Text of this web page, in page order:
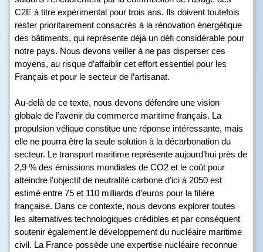
C2E à titre expérimental pour trois ans. Ils doivent toutefois
rester prioritairement consacrés à la rénovation énergétique
des bâtiments, qui représente déjà un défi considérable pour
notre pays. Nous devons veiller à ne pas disperser ces
moyens, au risque d’affaiblir cet effort essentiel pour les
Français et pour le secteur de l’artisanat.
Au-delà de ce texte, nous devons défendre une vision
globale de l’avenir du commerce maritime français. La
propulsion vélique constitue une réponse intéressante, mais
elle ne pourra être la seule solution à la décarbonation du
secteur. Le transport maritime représente aujourd’hui près de
2,9 % des émissions mondiales de CO2 et le coût pour
atteindre l’objectif de neutralité carbone d’ici à 2050 est
estimé entre 75 et 110 milliards d’euros pour la filière
française. Dans ce contexte, nous devons explorer toutes
les alternatives technologiques crédibles et par conséquent
soutenir également le développement du nucléaire maritime
civil. La France possède une expertise nucléaire reconnue